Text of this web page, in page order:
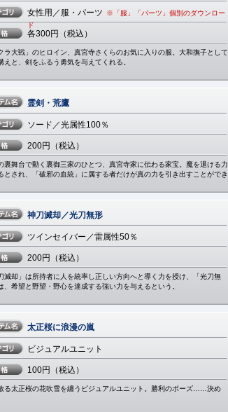
女性用／服・パーツ
※「服」「パーツ」個別のダウンロー
ド
各300円（税込）
ラ大戦」のヒロイン、真宮寺さくらのお気に入りの服。大和撫子として
えと、剣をふるう勇気を与えてくれる。
霊剣・荒鷹
ソード／光属性100％
200円（税込）
裏舞台で動く裏御三家のひとつ、真宮寺家に伝わる家宝。魔を退ける力
とされ、「破邪の血統」に属する者だけが真の力を引き出すことができ
神刀滅却／光刀無形
ツインセイバー／雷属性50％
200円（税込）
滅却」は所持者に人を統率し正しい方向へと導く力を授け、「光刀無
、希望と野望・野心を達成する強い力を与えるという。
太正桜に浪漫の嵐
ビジュアルユニット
100円（税込）
る太正桜の花吹雪を纏うビジュアルユニット。勝利のポーズ……決め